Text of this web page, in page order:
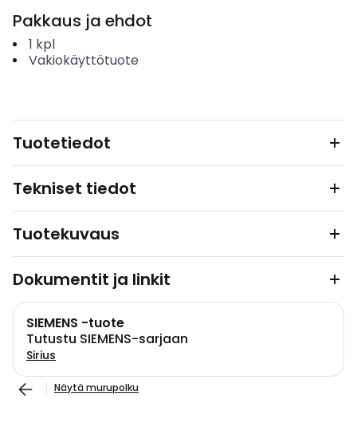
Pakkaus ja ehdot
1 kpl
Vakiokäyttötuote
Tuotetiedot
Tekniset tiedot
Tuotekuvaus
Dokumentit ja linkit
SIEMENS -tuote
Tutustu SIEMENS-sarjaan
Sirius
Näytä murupolku